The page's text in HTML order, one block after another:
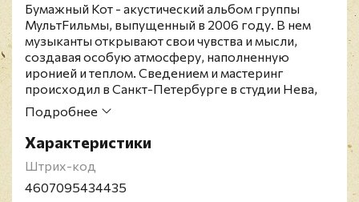
Бумажный Кот - акустический альбом группы
МультFильмы, выпущенный в 2006 году. В нем
музыканты открывают свои чувства и мысли,
создавая особую атмосферу, наполненную
иронией и теплом. Сведением и мастеринг
происходил в Санкт-Петербурге в студии Нева,
где также записывались предыдущие работы
коллектива, а также Пилот, Ленинград, Король и
Шут и многие другие.Издание представлено на
CD и включает 4-страничный буклет.МультFильмы
- российская рок-группа. Автор песен, лидер и
вокалист группы - Егор Тимофеев. Группа была
Подробнее
Характеристики
Штрих-код
4607095434435